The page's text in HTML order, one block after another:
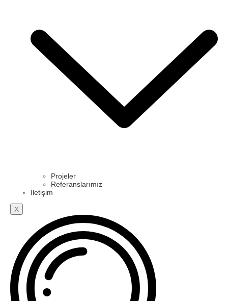
Projeler
Referanslarımız
İletişim
X